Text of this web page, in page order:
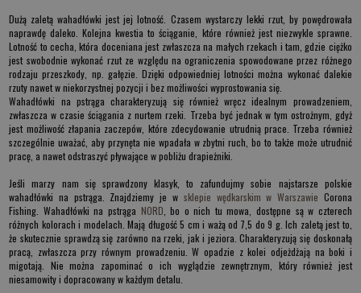
Dużą zaletą wahadłówki jest jej lotność. Czasem wystarczy lekki rzut, by powędrowała
naprawdę daleko. Kolejna kwestia to ściąganie, które również jest niezwykle sprawne.
Lotność to cecha, która doceniana jest zwłaszcza na małych rzekach i tam, gdzie ciężko
jest swobodnie wykonać rzut ze względu na ograniczenia spowodowane przez różnego
rodzaju przeszkody, np. gałęzie. Dzięki odpowiedniej lotności można wykonać dalekie
rzuty nawet w niekorzystnej pozycji i bez możliwości wyprostowania się.
Wahadłówki na pstrąga charakteryzują się również wręcz idealnym prowadzeniem,
zwłaszcza w czasie ściągania z nurtem rzeki. Trzeba być jednak w tym ostrożnym, gdyż
jest możliwość złapania zaczepów, które zdecydowanie utrudnią prace. Trzeba również
szczególnie uważać, aby przynęta nie wpadała w zbytni ruch, bo to także może utrudnić
pracę, a nawet odstraszyć pływające w pobliżu drapieżniki.
Jeśli marzy nam się sprawdzony klasyk, to zafundujmy sobie najstarsze polskie
wahadłówki na pstrąga . Znajdziemy je w sklepie wędkarskim w Warszawie Corona
Fishing. Wahadłówki na pstrąga NORD , bo o nich tu mowa, dostępne są w czterech
różnych kolorach i modelach. Mają długość 5 cm i ważą od 7,5 do 9 g. Ich zaletą jest to,
że skutecznie sprawdzą się zarówno na rzeki, jak i jeziora. Charakteryzują się doskonałą
pracą, zwłaszcza przy równym prowadzeniu. W opadzie z kolei odjeżdżają na boki i
migotają. Nie można zapominać o ich wyglądzie zewnętrznym, który również jest
niesamowity i dopracowany w każdym detalu.